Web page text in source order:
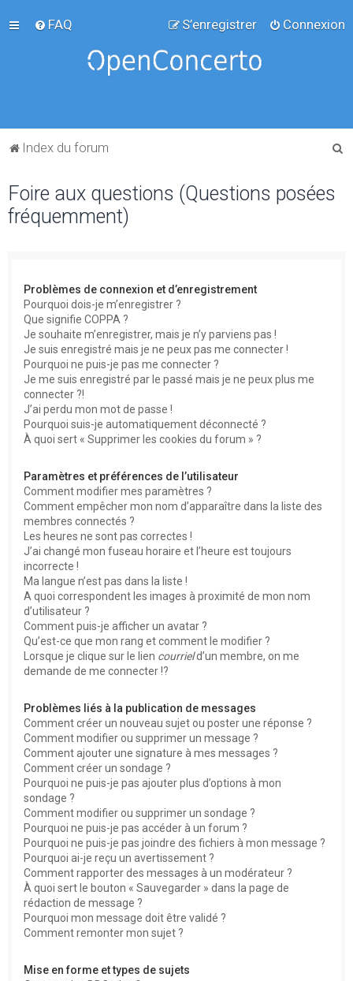
FAQ Connexion
S’enregistrer
Index du forum
Foire aux questions (Questions posées
fréquemment)
Problèmes de connexion et d’enregistrement
Pourquoi dois-je m’enregistrer ?
Que signifie COPPA ?
Je souhaite m’enregistrer, mais je n’y parviens pas !
Je suis enregistré mais je ne peux pas me connecter !
Pourquoi ne puis-je pas me connecter ?
Je me suis enregistré par le passé mais je ne peux plus me
connecter ?!
J’ai perdu mon mot de passe !
Pourquoi suis-je automatiquement déconnecté ?
À quoi sert « Supprimer les cookies du forum » ?
Paramètres et préférences de l’utilisateur
Comment modifier mes paramètres ?
Comment empêcher mon nom d’apparaître dans la liste des
membres connectés ?
Les heures ne sont pas correctes !
J’ai changé mon fuseau horaire et l’heure est toujours
incorrecte !
Ma langue n’est pas dans la liste !
A quoi correspondent les images à proximité de mon nom
d’utilisateur ?
Comment puis-je afficher un avatar ?
Qu’est-ce que mon rang et comment le modifier ?
Lorsque je clique sur le lien courrield’un membre, on me
demande de me connecter !?
Problèmes liés à la publication de messages
Comment créer un nouveau sujet ou poster une réponse ?
Comment modifier ou supprimer un message ?
Comment ajouter une signature à mes messages ?
Comment créer un sondage ?
Pourquoi ne puis-je pas ajouter plus d’options à mon
sondage ?
Comment modifier ou supprimer un sondage ?
Pourquoi ne puis-je pas accéder à un forum ?
Pourquoi ne puis-je pas joindre des fichiers à mon message ?
Pourquoi ai-je reçu un avertissement ?
Comment rapporter des messages à un modérateur ?
À quoi sert le bouton « Sauvegarder » dans la page de
rédaction de message ?
Pourquoi mon message doit être validé ?
Comment remonter mon sujet ?
Mise en forme et types de sujets